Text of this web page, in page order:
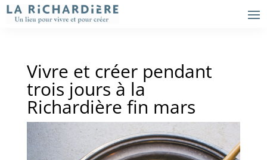
Vivre et créer pendant
trois jours à la
Richardière fin mars